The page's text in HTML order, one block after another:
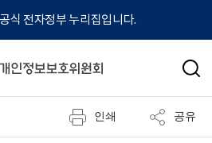
식 전자정부 누리집입니다.
검
인쇄 공유